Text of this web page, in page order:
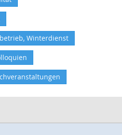
Winterdienst